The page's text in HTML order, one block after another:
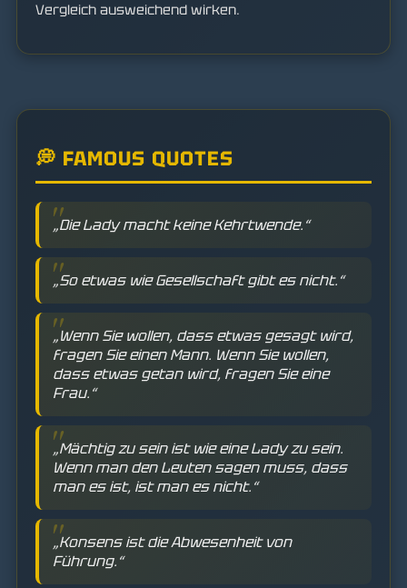
Vergleich ausweichend wirken.
💭 FAMOUS QUOTES
„Die Lady macht keine Kehrtwende.“
„So etwas wie Gesellschaft gibt es nicht.“
„Wenn Sie wollen, dass etwas gesagt wird,
fragen Sie einen Mann. Wenn Sie wollen,
dass etwas getan wird, fragen Sie eine
Frau.“
„Mächtig zu sein ist wie eine Lady zu sein.
Wenn man den Leuten sagen muss, dass
man es ist, ist man es nicht.“
„Konsens ist die Abwesenheit von
Führung.“